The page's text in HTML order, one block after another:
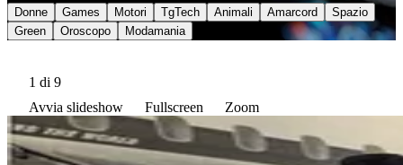
Donne Games Motori TgTech Animali Amarcord
Spazio
Green
Oroscopo Modamania
1 di 9
Avvia slideshow
Fullscreen Zoom